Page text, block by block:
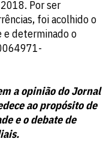
Por ser
foi acolhido o
e determinado o
a opinião do Jornal
ao propósito de
e o debate de